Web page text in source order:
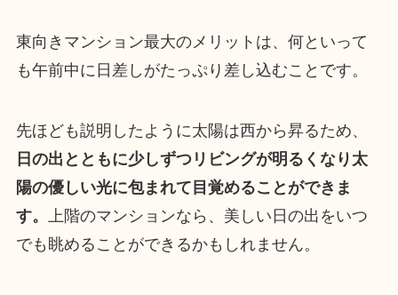
東向きマンション最大のメリットは、何といって
も午前中に日差しがたっぷり差し込むことです。
先ほども説明したように太陽は西から昇るため、
日の出とともに少しずつリビングが明るくなり太
陽の優しい光に包まれて目覚めることができま
す。 上階のマンションなら、美しい日の出をいつ
でも眺めることができるかもしれません。